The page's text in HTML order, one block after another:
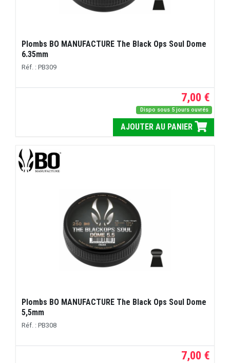
Plombs BO MANUFACTURE The Black Ops Soul Dome
6.35mm
Réf. : PB309
7,00 €
Dispo sous 5 jours ouvrés
AJOUTER AU PANIER
Plombs BO MANUFACTURE The Black Ops Soul Dome
5,5mm
Réf. : PB308
7,00 €